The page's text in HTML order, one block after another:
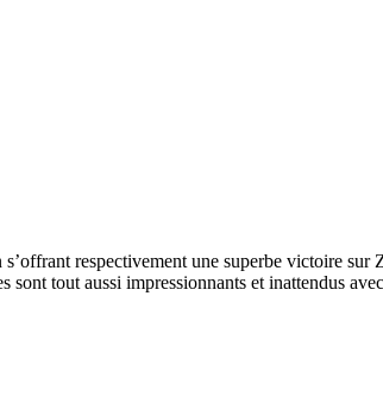
respectivement une superbe victoire sur
sont tout aussi impressionnants et inattendus